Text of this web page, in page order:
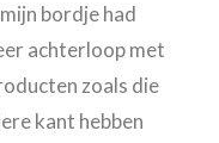
bordje had
achterloop met
zoals die
kant hebben